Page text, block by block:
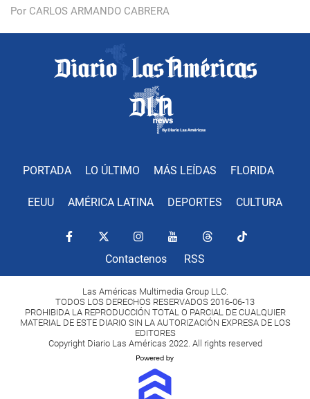
Por CARLOS ARMANDO CABRERA
PORTADA LO ÚLTIMO MÁS LEÍDAS FLORIDA
EEUU AMÉRICA LATINA DEPORTES CULTURA
Contactenos RSS
Las Américas Multimedia Group LLC.
TODOS LOS DERECHOS RESERVADOS 2016-06-13
PROHIBIDA LA REPRODUCCIÓN TOTAL O PARCIAL DE CUALQUIER
MATERIAL DE ESTE DIARIO SIN LA AUTORIZACIÓN EXPRESA DE LOS
EDITORES
Copyright Diario Las Américas 2022. All rights reserved